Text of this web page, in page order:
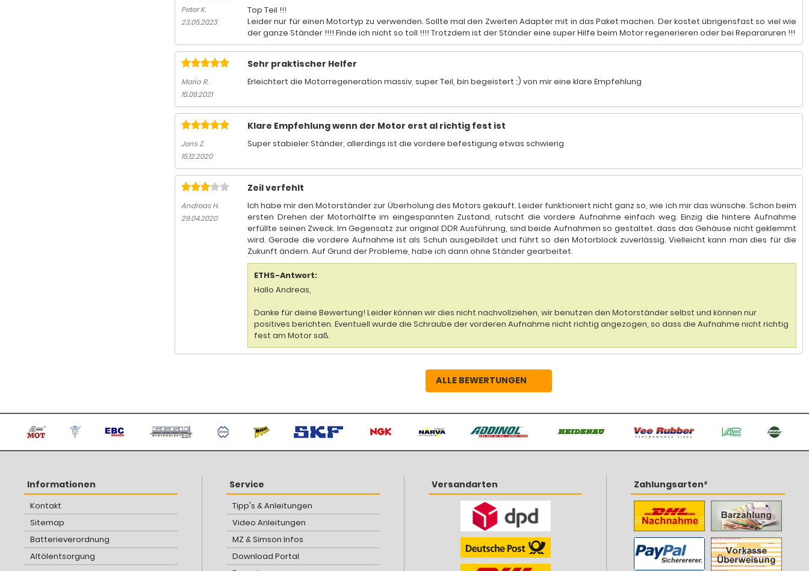
Peter K.
23.05.2023
Top Teil !!!
Leider nur für einen Motortyp zu verwenden. Sollte mal den Zweiten Adapter mit in das Paket machen. Der kostet übrigensfast so viel wie
der ganze Ständer !!!! Finde ich nicht so toll !!!! Trotzdem ist der Ständer eine super Hilfe beim Motor regenerieren oder bei Repararuren !!!
Mario R.
15.09.2021
Sehr praktischer Helfer
Erleichtert die Motorregeneration massiv, super Teil, bin begeistert ;) von mir eine klare Empfehlung
Jens Z.
15.12.2020
Klare Empfehlung wenn der Motor erst al richtig fest ist
Super stabieler Ständer, allerdings ist die vordere befestigung etwas schwierig
Andreas H.
29.04.2020
Zeil verfehlt
Ich habe mir den Motorständer zur Überholung des Motors gekauft. Leider funktioniert nicht ganz so, wie ich mir das wünsche. Schon beim
ersten Drehen der Motorhälfte im eingespannten Zustand, rutscht die vordere Aufnahme einfach weg. Einzig die hintere Aufnahme
erfüllte seinen Zweck. Im Gegensatz zur original DDR Ausführung, sind beide Aufnahmen so gestaltet. dass das Gehäuse nicht geklemmt
wird. Gerade die vordere Aufnahme ist als Schuh ausgebildet und führt so den Motorblock zuverlässig. Vielleicht kann man dies für die
Zukunft ändern. Auf Grund der Probleme, habe ich dann ohne Ständer gearbeitet.
ETHS-Antwort:
Hallo Andreas,
Danke für deine Bewertung! Leider können wir dies nicht nachvollziehen, wir benutzen den Motorständer selbst und können nur
positives berichten. Eventuell wurde die Schraube der vorderen Aufnahme nicht richtig angezogen, so dass die Aufnahme nicht richtig
fest am Motor saß.
ALLE BEWERTUNGEN
Informationen
Kontakt
Sitemap
Batterieverordnung
Altölentsorgung
Service
Tipp's & Anleitungen
Video Anleitungen
MZ & Simson Infos
Download Portal
Versandarten Zahlungsarten²